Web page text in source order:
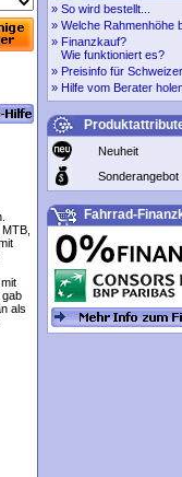
gab
als
» So wird bestellt...
» Welche Rahmenhöhe
» Finanzkauf?
Wie funktioniert es?
» Preisinfo für
» Hilfe vom Berater
Neuheit
Sonderangebot
Fahrrad-